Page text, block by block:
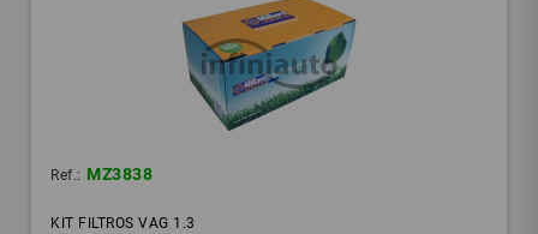
Ref.: MZ3838
KIT FILTROS VAG 1.3